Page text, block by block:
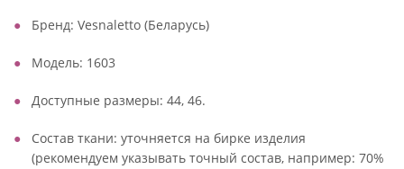
Бренд: Vesnaletto (Беларусь)
Модель: 1603
Доступные размеры: 44, 46.
Состав ткани: уточняется на бирке изделия
(рекомендуем указывать точный состав, например: 70%